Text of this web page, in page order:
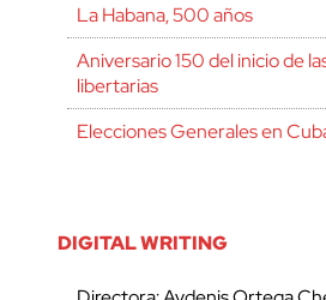
La Habana, 500 años
Aniversario 150 del inicio de
libertarias
Elecciones Generales en
DIGITAL WRITING